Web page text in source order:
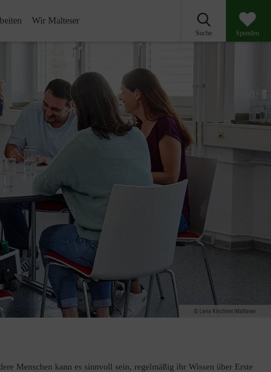
Wir Malteser
Suche Spenden
Lena Kirchner/Malteser
Menschen kann es sinnvoll sein, regelmäßig ihr Wissen über Erste